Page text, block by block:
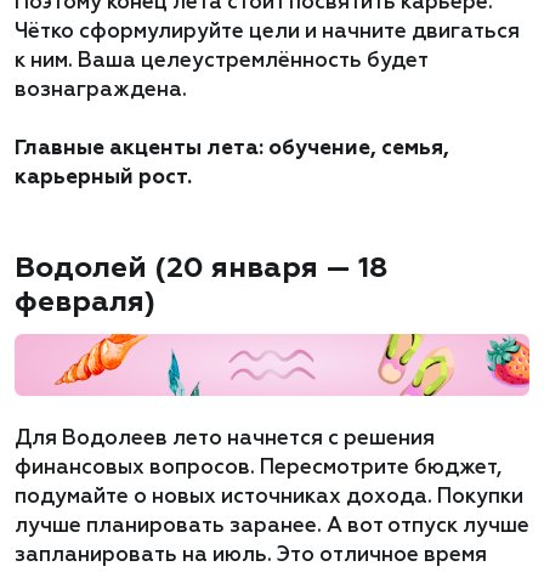
Чётко сформулируйте цели и начните двигаться
к ним. Ваша целеустремлённость будет
вознаграждена.
Главные акценты лета: обучение, семья,
карьерный рост.
Водолей (20 января — 18
февраля)
Для Водолеев лето начнется с решения
финансовых вопросов. Пересмотрите бюджет,
подумайте о новых источниках дохода. Покупки
лучше планировать заранее. А вот отпуск лучше
запланировать на июль. Это отличное время